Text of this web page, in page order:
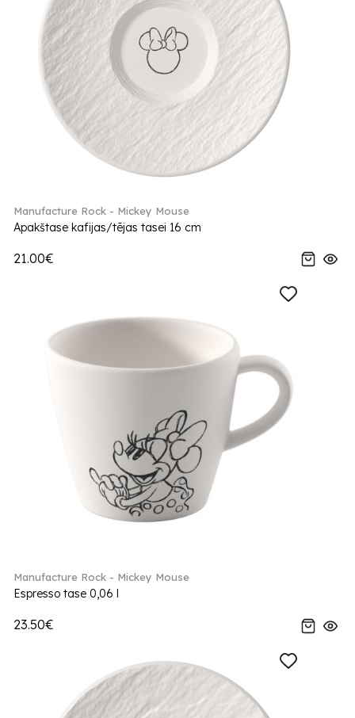
Manufacture Rock - Mickey Mouse
Apakštase kafijas/tējas tasei 16 cm
21.00€
Manufacture Rock - Mickey Mouse
Espresso tase 0,06 l
23.50€